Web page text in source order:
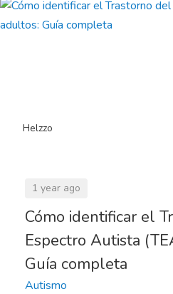
Helzzo
1 year ago
Cómo identificar el
Espectro Autista
Guía completa
Autismo